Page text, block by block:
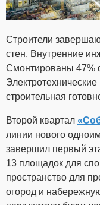
Строители
стен. Внутренние
Смонтированы 47%
строительная
Второй квартал
линии нового
завершил первый
13 площадок для
пространство для
огород и